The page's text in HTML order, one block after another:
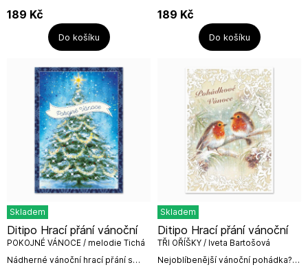
stromečku a melodií písně
Alžbětínská serenáda.Rozměr...
189 Kč
Do košíku
o Vánocích.Text písně znějící při
otevření hracího...
189 Kč
Do košíku
Skladem
Nádherné vánoční hrací přání s
Ditipo Hrací přání vánoční
POKOJNÉ VÁNOCE / melodie Tichá
noc
Skladem
Nejoblíbenější vánoční pohádka?
Ditipo Hrací přání vánoční
TŘI OŘÍŠKY / Iveta Bartošová